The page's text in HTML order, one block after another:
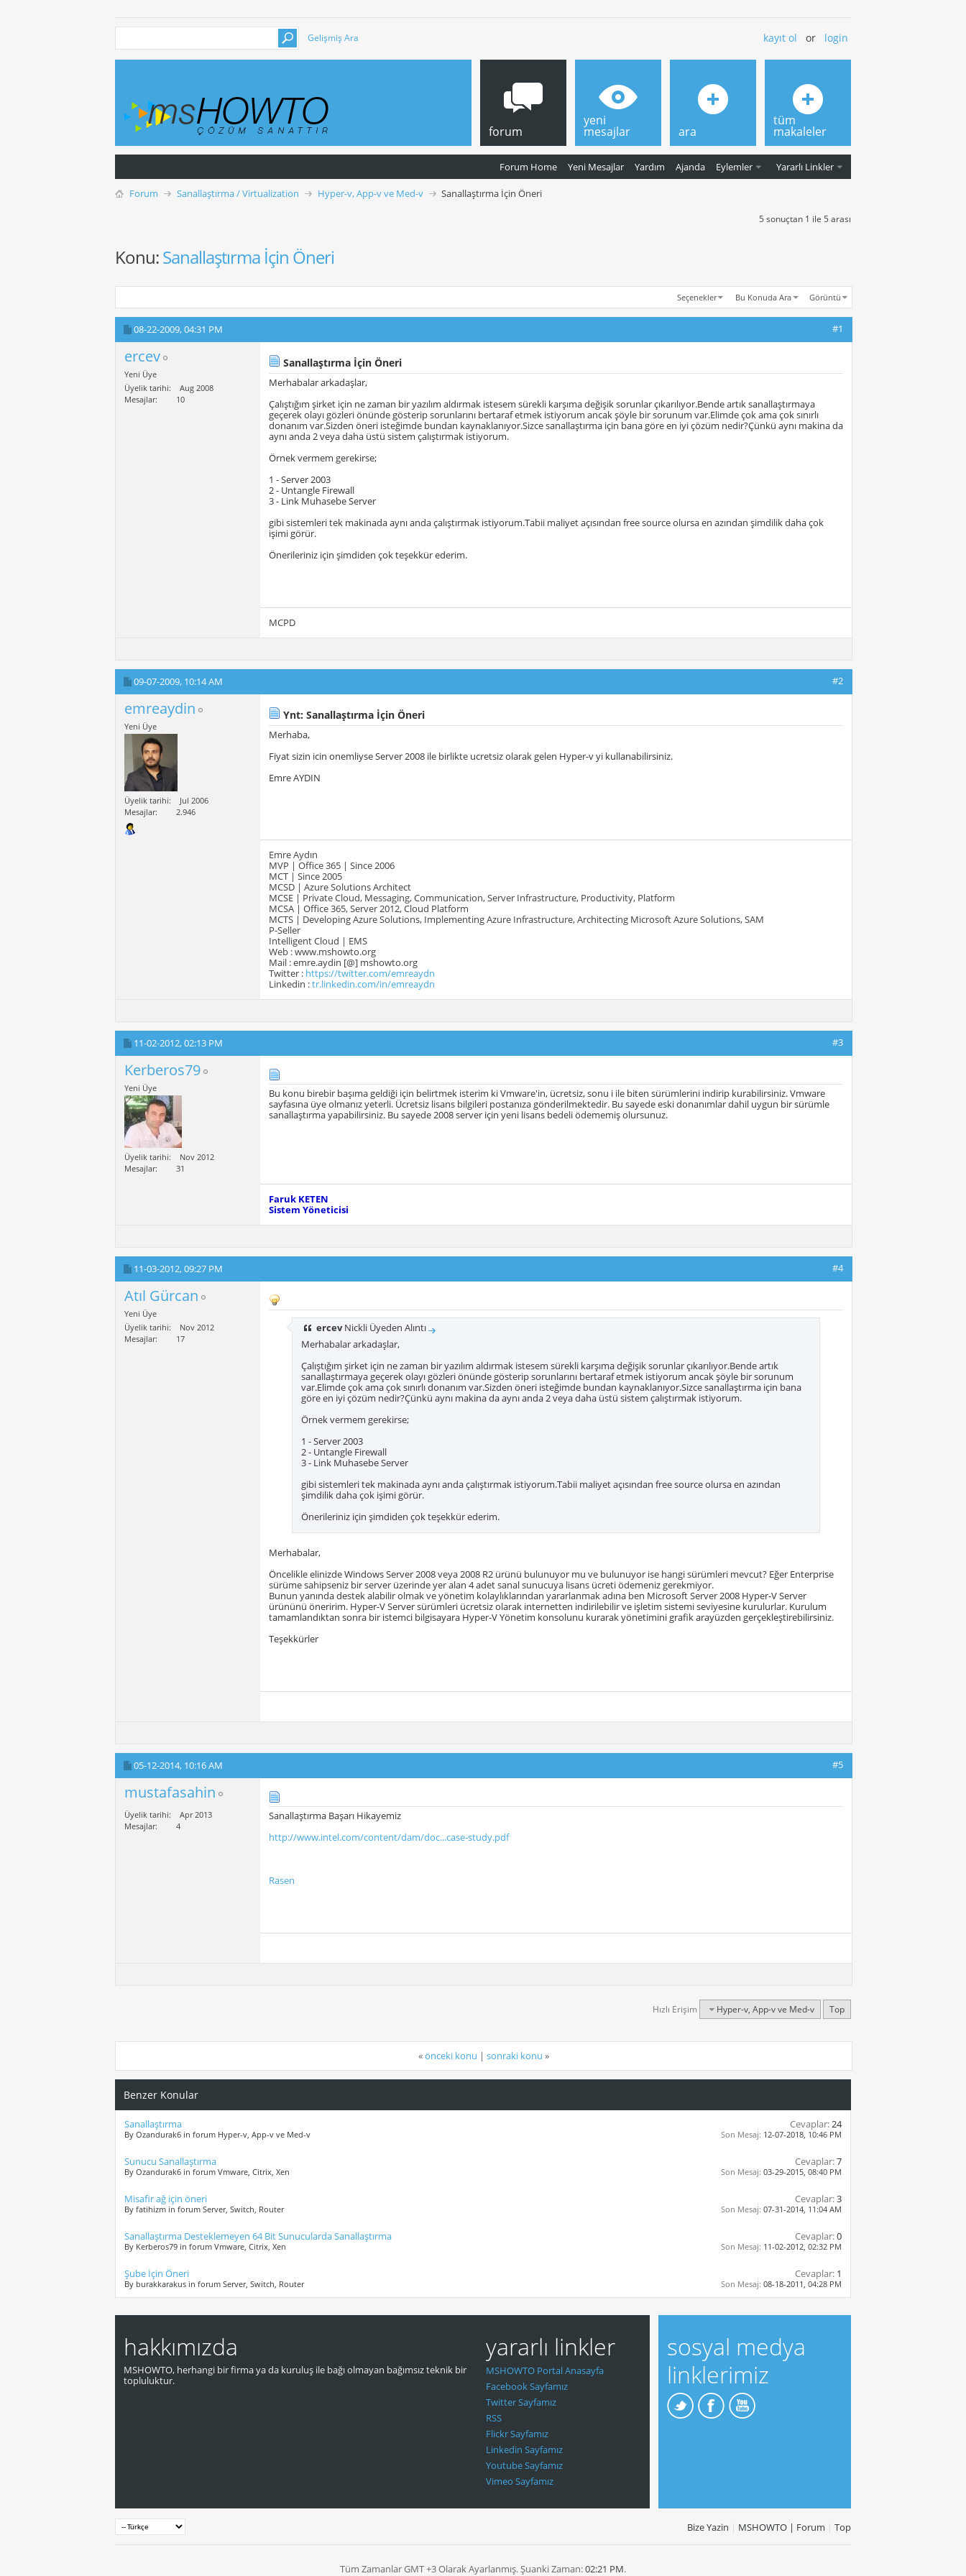
Gelişmiş Ara kayıt ol or login
forum
Forum Home Yeni Mesajlar Yardım Ajanda Eylemler Yararlı Linkler
yeni
mesajlar ara
tüm
makaleler
Forum Sanallaştırma / Virtualization Hyper-v, App-v ve Med-v Sanallaştırma İçin Öneri
5 sonuçtan 1 ile 5 arası
Konu:Sanallaştırma İçin Öneri
Seçenekler Bu Konuda Ara Görüntü
08-22-2009,04:31 PM #1
ercev
Yeni Üye
Üyelik tarihi
Aug 2008
Mesajlar
10
Sanallaştırma İçin Öneri
Merhabalar arkadaşlar,
Çalıştığım şirket için ne zaman bir yazılım aldırmak istesem sürekli karşıma değişik sorunlar çıkarılıyor.Bende artık sanallaştırmaya
geçerek olayı gözleri önünde gösterip sorunlarını bertaraf etmek istiyorum ancak şöyle bir sorunum var.Elimde çok ama çok sınırlı
donanım var.Sizden öneri isteğimde bundan kaynaklanıyor.Sizce sanallaştırma için bana göre en iyi çözüm nedir?Çünkü aynı makina da
aynı anda 2 veya daha üstü sistem çalıştırmak istiyorum.
Örnek vermem gerekirse;
1 - Server 2003
2 - Untangle Firewall
3 - Link Muhasebe Server
gibi sistemleri tek makinada aynı anda çalıştırmak istiyorum.Tabii maliyet açısından free source olursa en azından şimdilik daha çok
işimi görür.
Önerileriniz için şimdiden çok teşekkür ederim.
MCPD
09-07-2009, 10:14 AM #2
emreaydin
Yeni Üye
Üyelik tarihi
Jul 2006
Mesajlar
2.946
Ynt: Sanallaştırma İçin Öneri
Merhaba,
Fiyat sizin icin onemliyse Server 2008 ile birlikte ucretsiz olarak gelen Hyper-v yi kullanabilirsiniz.
Emre AYDIN
Emre Aydın
MVP | Office 365 | Since 2006
MCT | Since 2005
MCSD | Azure Solutions Architect
MCSE | Private Cloud, Messaging, Communication, Server Infrastructure, Productivity, Platform
MCSA | Office 365, Server 2012, Cloud Platform
MCTS | Developing Azure Solutions, Implementing Azure Infrastructure, Architecting Microsoft Azure Solutions, SAM
P-Seller
Intelligent Cloud | EMS
Web : www.mshowto.org
Mail : emre.aydin [@] mshowto.org
Twitter : https://twitter.com/emreaydn
Linkedin :tr.linkedin.com/in/emreaydn
11-02-2012,02:13 PM #3
Kerberos79
Yeni Üye
Üyelik tarihi
Nov 2012
Mesajlar
31
Bu konu birebir başıma geldiği için belirtmek isterim ki Vmware'in, ücretsiz, sonu i ile biten sürümlerini indirip kurabilirsiniz. Vmware
sayfasına üye olmanız yeterli. Ücretsiz lisans bilgileri postanıza gönderilmektedir. Bu sayede eski donanımlar dahil uygun bir sürümle
sanallaştırma yapabilirsiniz. Bu sayede 2008 server için yeni lisans bedeli ödememiş olursunuz.
Faruk KETEN
Sistem Yöneticisi
11-03-2012,09:27 PM #4
Atıl Gürcan
Yeni Üye
Üyelik tarihi
Nov 2012
Mesajlar
17
ercevNickli Üyeden Alıntı
Merhabalar arkadaşlar,
Çalıştığım şirket için ne zaman bir yazılım aldırmak istesem sürekli karşıma değişik sorunlar çıkarılıyor.Bende artık
sanallaştırmaya geçerek olayı gözleri önünde gösterip sorunlarını bertaraf etmek istiyorum ancak şöyle bir sorunum
var.Elimde çok ama çok sınırlı donanım var.Sizden öneri isteğimde bundan kaynaklanıyor.Sizce sanallaştırma için bana
göre en iyi çözüm nedir?Çünkü aynı makina da aynı anda 2 veya daha üstü sistem çalıştırmak istiyorum.
Örnek vermem gerekirse;
1 - Server 2003
2 - Untangle Firewall
3 - Link Muhasebe Server
gibi sistemleri tek makinada aynı anda çalıştırmak istiyorum.Tabii maliyet açısından free source olursa en azından
şimdilik daha çok işimi görür.
Önerileriniz için şimdiden çok teşekkür ederim.
Merhabalar,
Öncelikle elinizde Windows Server 2008 veya 2008 R2 ürünü bulunuyor mu ve bulunuyor ise hangi sürümleri mevcut? Eğer Enterprise
sürüme sahipseniz bir server üzerinde yer alan 4 adet sanal sunucuya lisans ücreti ödemeniz gerekmiyor.
Bunun yanında destek alabilir olmak ve yönetim kolaylıklarından yararlanmak adına ben Microsoft Server 2008 Hyper-V Server
ürününü öneririm. Hyper-V Server sürümleri ücretsiz olarak internetten indirilebilir ve işletim sistemi seviyesine kurulurlar. Kurulum
tamamlandıktan sonra bir istemci bilgisayara Hyper-V Yönetim konsolunu kurarak yönetimini grafik arayüzden gerçekleştirebilirsiniz.
Teşekkürler
05-12-2014, 10:16 AM #5
mustafasahin
Üyelik tarihi
Apr 2013
Mesajlar
4
Sanallaştırma Başarı Hikayemiz
http://www.intel.com/content/dam/doc...case-study.pdf
Rasen
Hızlı Erişim Hyper-v, App-v ve Med-v Top
«önceki konu | sonraki konu »
Benzer Konular
Sanallaştırma
By Ozandurak6 in forum Hyper-v, App-v ve Med-v
Cevaplar:24
Son Mesaj: 12-07-2018, 10:46 PM
Sunucu Sanallaştırma
By Ozandurak6 in forum Vmware, Citrix, Xen
Cevaplar:7
Son Mesaj: 03-29-2015, 08:40 PM
Misafir ağ için öneri
By fatihizm in forum Server, Switch, Router
Cevaplar:3
Son Mesaj: 07-31-2014, 11:04 AM
Sanallaştırma Desteklemeyen 64 Bit Sunucularda Sanallaştırma
By Kerberos79 in forum Vmware, Citrix, Xen
Cevaplar:0
Son Mesaj: 11-02-2012, 02:32 PM
Şube İçin Öneri
By burakkarakus in forum Server, Switch, Router
Cevaplar: 1
Son Mesaj: 08-18-2011, 04:28 PM
hakkımızda
MSHOWTO, herhangi bir firma ya da kuruluş ile bağı olmayan bağımsız teknik bir
topluluktur.
yararlı linkler
MSHOWTO Portal Anasayfa
Facebook Sayfamız
Twitter Sayfamız
RSS
Flickr Sayfamız
Linkedin Sayfamız
Youtube Sayfamız
Vimeo Sayfamız
sosyal medya
linklerimiz
Bize Yazin | MSHOWTO | Forum | Top
Tüm Zamanlar GMT +3 Olarak Ayarlanmış. Şuanki Zaman:02:21 PM.